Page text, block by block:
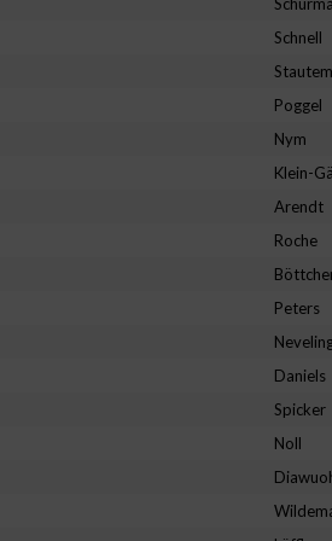
Schnell
Poggel
Nym
Klein-
Arendt
Roche
Peters
Daniels
Spicker
Noll